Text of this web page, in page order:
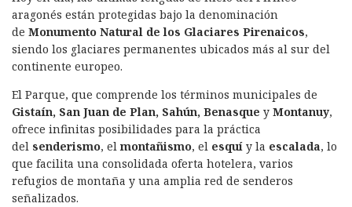
aragonés están protegidas bajo la denominación
de Monumento Natural de los Glaciares Pirenaicos,
siendo los glaciares permanentes ubicados más al sur del
continente europeo.
El Parque, que comprende los términos municipales de
Gistaín, San Juan de Plan, Sahún, Benasque y Montanuy,
ofrece infinitas posibilidades para la práctica
del senderismo, elmontañismo, el esquí y la escalada, lo
que facilita una consolidada oferta hotelera, varios
refugios de montaña y una amplia red de senderos
señalizados.